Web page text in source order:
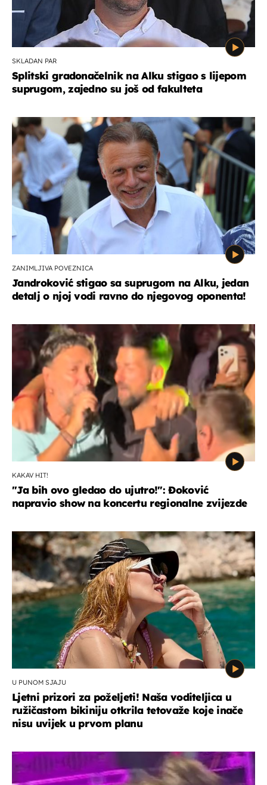
SKLADAN PAR
Splitski gradonačelnik na Alku stigao s lijepom
suprugom, zajedno su još od fakulteta
ZANIMLJIVA POVEZNICA
Jandroković stigao sa suprugom na Alku, jedan
detalj o njoj vodi ravno do njegovog oponenta!
KAKAV HIT!
"Ja bih ovo gledao do ujutro!": Đoković
napravio show na koncertu regionalne zvijezde
U PUNOM SJAJU
Ljetni prizori za poželjeti! Naša voditeljica u
ružičastom bikiniju otkrila tetovaže koje inače
nisu uvijek u prvom planu